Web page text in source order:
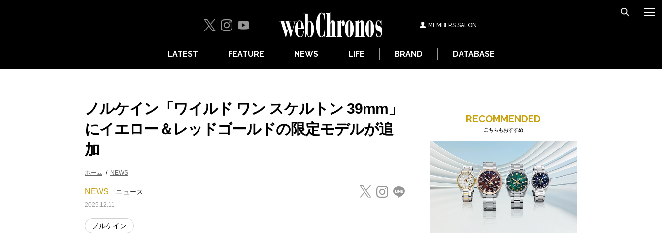
MEMBERS SALON
LATEST FEATURE NEWS LIFE BRAND DATABASE
ノルケイン「ワイルド ワン スケルトン 39mm」
にイエロー＆レッドゴールドの限定モデルが追
加
ホーム NEWS
NEWS ニュース
2025.12.11
ノルケイン
RECOMMENDED
こちらもおすすめ